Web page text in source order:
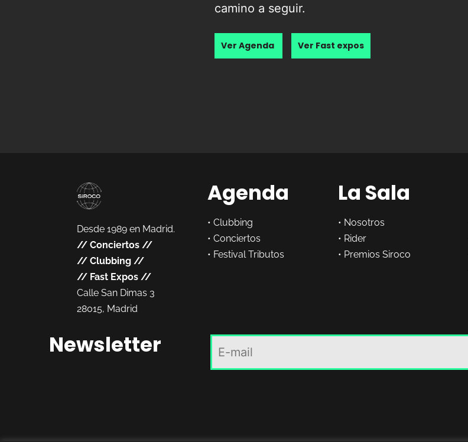
camino a seguir.
Ver Agenda Ver Fast expos
Desde 1989 en Madrid.
// Conciertos //
// Clubbing //
// Fast Expos //
Calle San Dimas 3
28015, Madrid
Agenda
• Clubbing
• Conciertos
• Festival Tributos
La Sala
• Nosotros
• Rider
• Premios Siroco
Newsletter